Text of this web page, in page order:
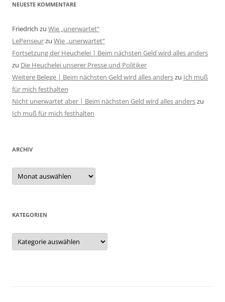
NEUESTE KOMMENTARE
Friedrich zu Wie „unerwartet“
LePenseurzu Wie „unerwartet“
Fortsetzung der Heuchelei | Beim nächsten Geld wird alles anders
zu Die Heuchelei unserer Presse und Politiker
Weitere Belege | Beim nächsten Geld wird alles anderszu Ich muß
für mich festhalten
Nicht unerwartet aber | Beim nächsten Geld wird alles anderszu
Ich muß für mich festhalten
ARCHIV
Archiv
KATEGORIEN
Kategorien